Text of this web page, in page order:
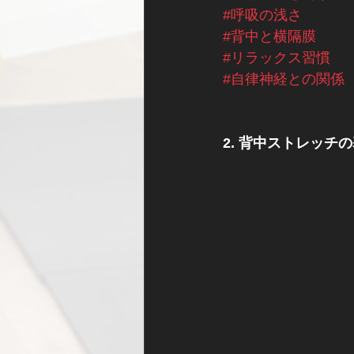
#呼吸の浅さ
#背中と横隔膜
#リラックス習慣
#自律神経との関係
2. 背中ストレッチ